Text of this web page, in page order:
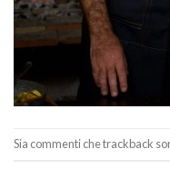
Sia commenti che trackback